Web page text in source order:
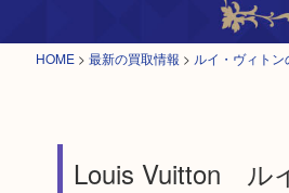
HOME > 最新の買取情報 > ルイ・ヴィト
Louis Vuitton